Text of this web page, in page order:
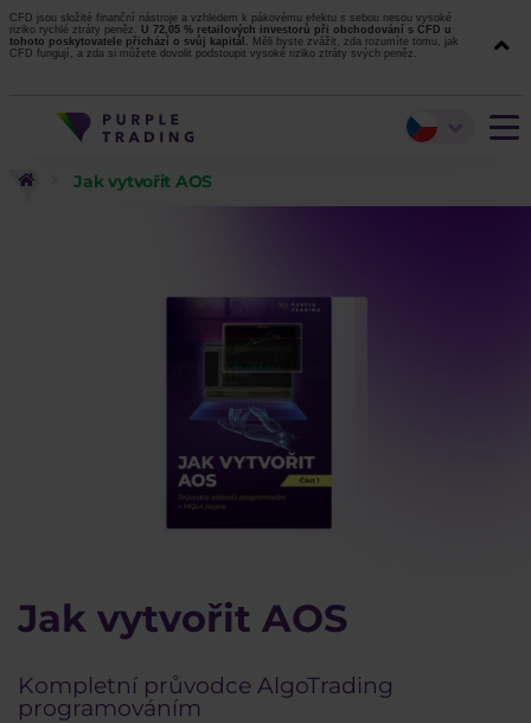
CFD jsou složité finanční nástroje a vzhledem k pákovému efektu s sebou nesou vysoké
riziko rychlé ztráty peněz. U 72,05 % retailových investorů při obchodování s CFD u
tohoto poskytovatele přichází o svůj kapitál. Měli byste zvážit, zda rozumíte tomu, jak
CFD fungují, a zda si můžete dovolit podstoupit vysoké riziko ztráty svých peněz.
Jak vytvořit AOS
Jak vytvořit AOS
Kompletní průvodce AlgoTrading
programováním